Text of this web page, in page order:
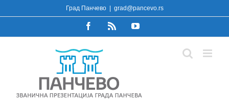
to
Град Панчево grad@pancevo.rs
FacebookRss YouTube